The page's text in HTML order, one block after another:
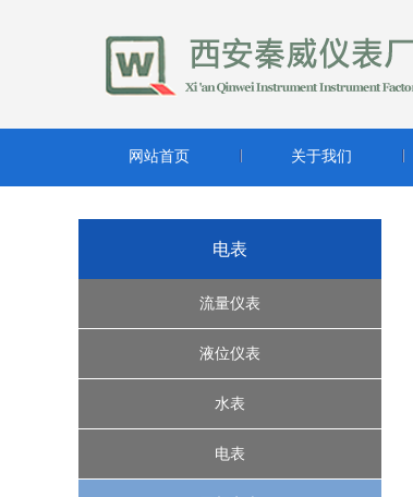
网站首页 关于我们
电表
流量仪表
超声波流量计
转子流量计系列
腰轮流量计
液位仪表
缆绳式液位开关
雷达液位计
水表
水控机
电表